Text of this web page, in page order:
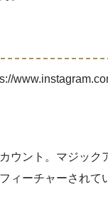
ウント。マジック
ィーチャーされて